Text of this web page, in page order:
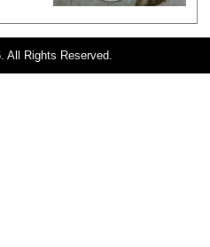
All Rights Reserved.